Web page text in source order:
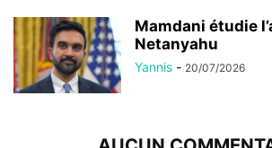
Mamdani étudie
Netanyahu
Yannis - 20/07/2026